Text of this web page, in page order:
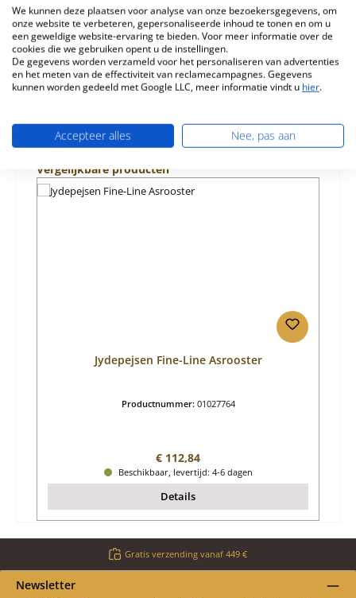
Eigenschappen
Informatie over productveiligheid
Productgalerij overslaan
Vergelijkbare producten
Jydepejsen Fine-Line Asrooster
Productnummer: 01027764
Normale prijs:
€ 112,84
Beschikbaar, levertijd: 4-6 dagen
Details
Gratis verzending vanaf 449 €
Newsletter
We kunnen deze plaatsen voor analyse van onze bezoekersgegevens, om
onze website te verbeteren, gepersonaliseerde inhoud te tonen en om u
een geweldige website-ervaring te bieden. Voor meer informatie over de
cookies die we gebruiken opent u de instellingen.
De gegevens worden verzameld voor het personaliseren van advertenties
en het meten van de effectiviteit van reclamecampagnes. Gegevens
kunnen worden gedeeld met Google LLC, meer informatie vindt u hier.
Accepteer alles Nee, pas aan